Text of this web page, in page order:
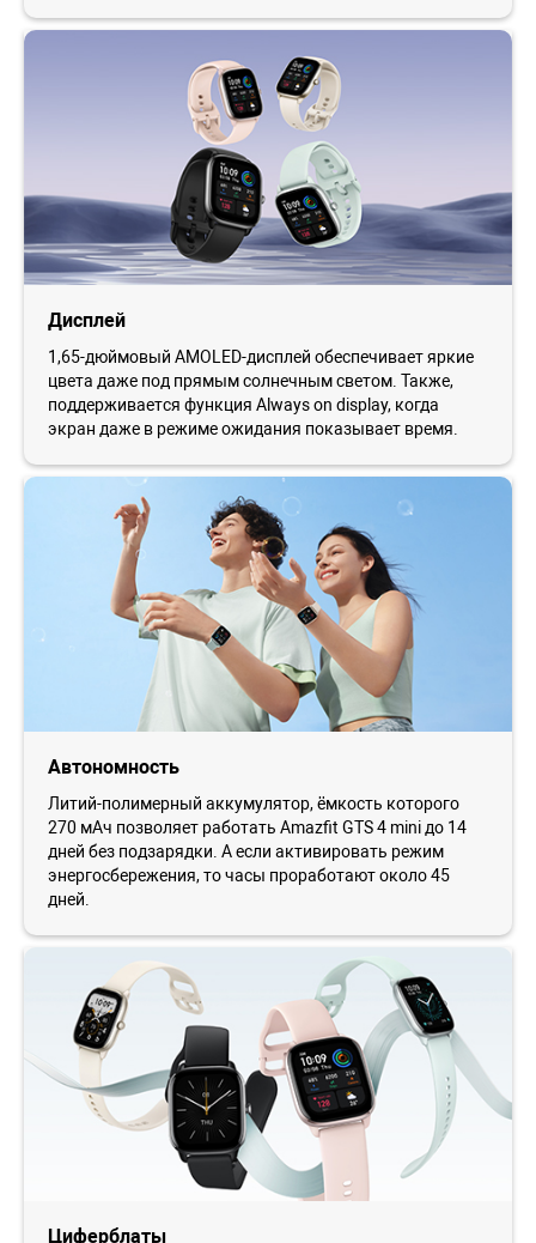
Дисплей
1,65-дюймовый AMOLED-дисплей обеспечивает яркие
цвета даже под прямым солнечным светом. Также,
поддерживается функция Always on display, когда
экран даже в режиме ожидания показывает время.
Автономность
Литий-полимерный аккумулятор, ёмкость которого
270 мАч позволяет работать Amazfit GTS 4 mini до 14
дней без подзарядки. А если активировать режим
энергосбережения, то часы проработают около 45
дней.
Циферблаты